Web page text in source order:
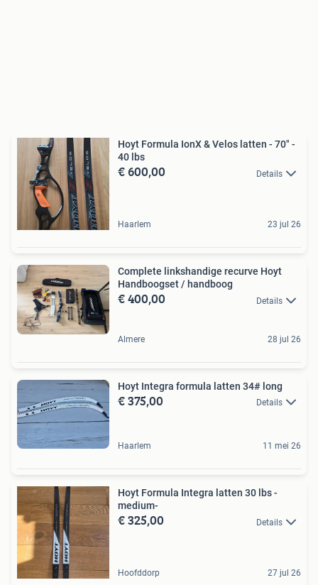
Hoyt Formula IonX & Velos latten - 70" -
40 lbs
€ 600,00 Details
Haarlem 23 jul 26
Complete linkshandige recurve Hoyt
Handboogset / handboog
€ 400,00 Details
Almere 28 jul 26
Hoyt Integra formula latten 34# long
€ 375,00 Details
Haarlem 11 mei 26
Hoyt Formula Integra latten 30 lbs -
medium-
€ 325,00 Details
Hoofddorp 27 jul 26